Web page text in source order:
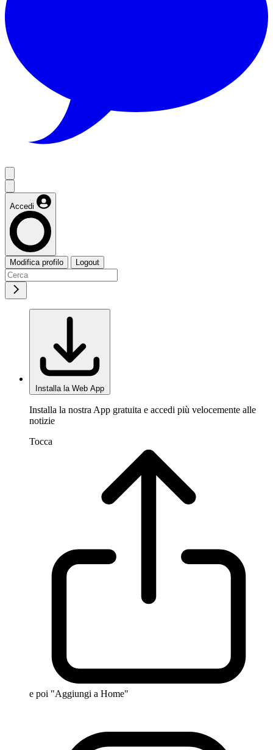
Accedi
Modifica profilo Logout
Installa la Web App
Installa la nostra App gratuita e accedi più velocemente alle
notizie
Tocca
e poi "Aggiungi a Home"